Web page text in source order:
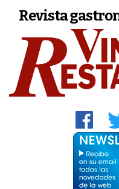
Revista